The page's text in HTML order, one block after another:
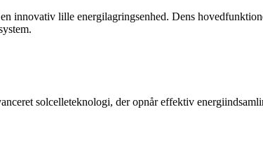
innovativ lille energilagringsenhed. Dens
solcelleteknologi, der opnår effektiv